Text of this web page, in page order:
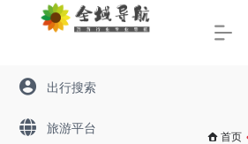
Warning: Array to string conversion
出行搜索
旅游平台
首页